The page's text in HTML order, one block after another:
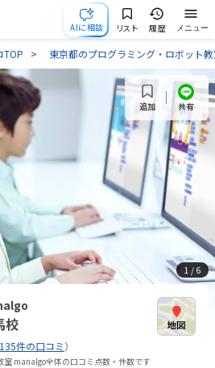
AIに相談 リスト 履歴 メニュー
TOP 東京都のプログラミング・ロボット
1 / 6
追加 共有
校
件の口コミ）
manalgo全体の口コミ点数・件数です